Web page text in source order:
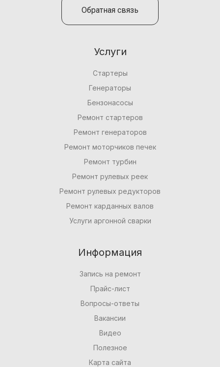
Обратная связь
Услуги
Стартеры
Генераторы
Бензонасосы
Ремонт стартеров
Ремонт генераторов
Ремонт моторчиков печек
Ремонт турбин
Ремонт рулевых реек
Ремонт рулевых редукторов
Ремонт карданных валов
Услуги аргонной сварки
Информация
Запись на ремонт
Прайс-лист
Вопросы-ответы
Вакансии
Видео
Полезное
Карта сайта